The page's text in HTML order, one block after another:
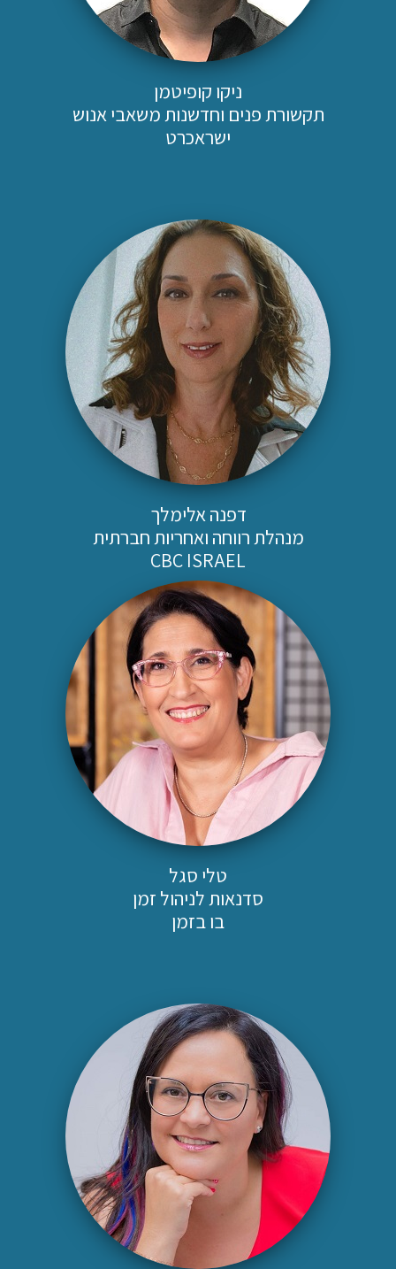
ניקו קופיטמן
תקשורת פנים וחדשנות משאבי אנוש
ישראכרט
דפנה אלימלך
מנהלת רווחה ואחריות חברתית
CBC ISRAEL
טלי סגל
סדנאות לניהול זמן
בו בזמן